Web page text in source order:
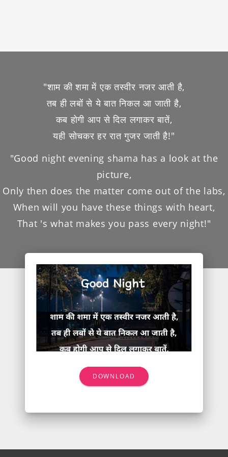
"शाम की शमा में एक तस्वीर नजर आती है,
तब ही लबों से ये बात निकल आ जाती है,
कब होगी आप से दिल लगाकर बातें,
यही सोचकर हर रात गुजर जाती है!"
"Good night evening shama has a look at the
picture,
Only then does the matter come out of the labs,
When will you have these things with heart,
That 's what makes you pass every night!"
DOWNLOAD